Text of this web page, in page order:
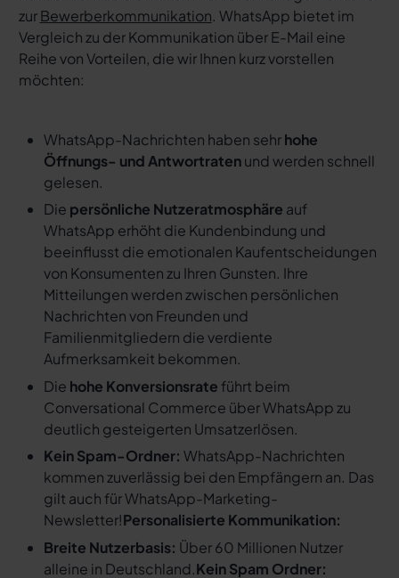
zurBewerberkommunikation. WhatsApp bietet im
Vergleich zu der Kommunikation über E-Mail eine
Reihe von Vorteilen, die wir Ihnen kurz vorstellen
möchten:
WhatsApp-Nachrichten haben sehrhohe
Öffnungs- und Antwortratenund werden schnell
gelesen.
Die persönliche Nutzeratmosphäre auf
WhatsApp erhöht die Kundenbindung und
beeinflusst die emotionalen Kaufentscheidungen
von Konsumenten zu Ihren Gunsten. Ihre
Mitteilungen werden zwischen persönlichen
Nachrichten von Freunden und
Familienmitgliedern die verdiente
Aufmerksamkeit bekommen.
Die hohe Konversionsrate führt beim
Conversational Commerce über WhatsApp zu
deutlich gesteigerten Umsatzerlösen.
Kein Spam-Ordner: WhatsApp-Nachrichten
kommen zuverlässig bei den Empfängern an. Das
gilt auch für WhatsApp-Marketing-
Newsletter!Personalisierte Kommunikation:
Breite Nutzerbasis: Über 60 Millionen Nutzer
alleine in Deutschland.Kein Spam Ordner: